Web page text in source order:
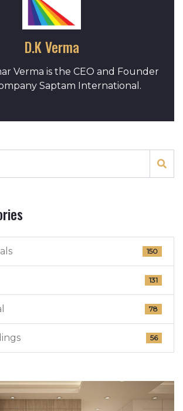
D.K Verma
Verma is the CEO and Founder
Saptam International.
150
131
78
56